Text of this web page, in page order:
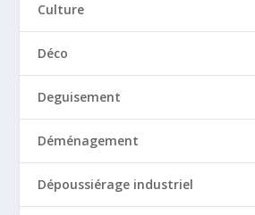
Culture
Déco
Deguisement
Déménagement
Dépoussiérage industriel